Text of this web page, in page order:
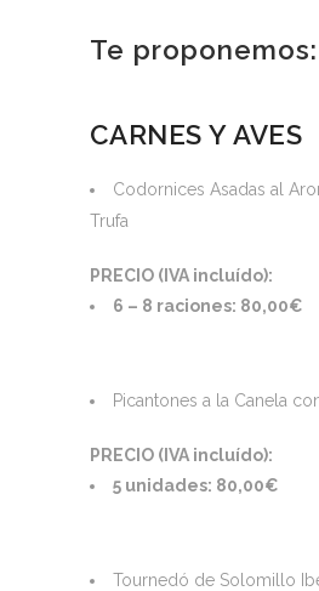
Te proponemos:
CARNES Y AVES
Codornices Asadas al
Trufa
PRECIO (IVA incluído):
6 – 8 raciones: 80,00€
Picantones a la Canela
PRECIO (IVA incluído):
5 unidades: 80,00€
Tournedó de Solomillo